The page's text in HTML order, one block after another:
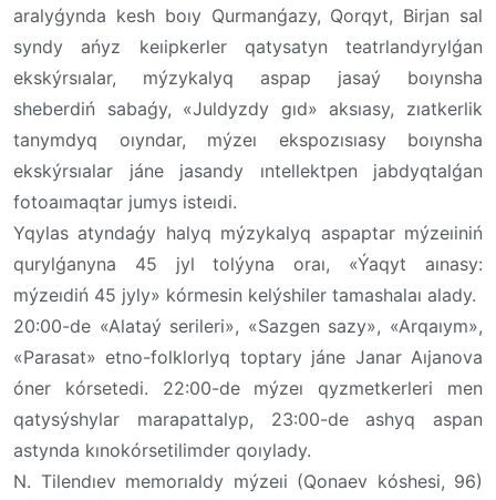
aralyǵynda kesh boıy Qurmanǵazy, Qorqyt, Birjan sal
syndy ańyz keıipkerler qatysatyn teatrlandyrylǵan
ekskýrsıalar, mýzykalyq aspap jasaý boıynsha
sheberdiń sabaǵy, «Juldyzdy gıd» aksıasy, zıatkerlik
tanymdyq oıyndar, mýzeı ekspozısıasy boıynsha
ekskýrsıalar jáne jasandy ıntellektpen jabdyqtalǵan
fotoaımaqtar jumys isteıdi.
Yqylas atyndaǵy halyq mýzykalyq aspaptar mýzeıiniń
qurylǵanyna 45 jyl tolýyna oraı, «Ýaqyt aınasy:
mýzeıdiń 45 jyly» kórmesin kelýshiler tamashalaı alady.
20:00-de «Alataý serileri», «Sazgen sazy», «Arqaıym»,
«Parasat» etno-folklorlyq toptary jáne Janar Aıjanova
óner kórsetedi. 22:00-de mýzeı qyzmetkerleri men
qatysýshylar marapattalyp, 23:00-de ashyq aspan
astynda kınokórsetilimder qoıylady.
N. Tilendıev memorıaldy mýzeıi (Qonaev kóshesi, 96)